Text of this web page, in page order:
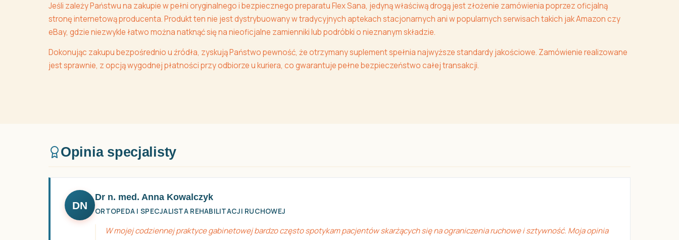
Jeśli zależy Państwu na zakupie w pełni oryginalnego i bezpiecznego preparatu Flex Sana, jedyną właściwą drogą jest złożenie zamówienia poprzez oficjalną
stronę internetową producenta. Produkt ten nie jest dystrybuowany w tradycyjnych aptekach stacjonarnych ani w popularnych serwisach takich jak Amazon czy
eBay, gdzie niezwykle łatwo można natknąć się na nieoficjalne zamienniki lub podróbki o nieznanym składzie.
Dokonując zakupu bezpośrednio u źródła, zyskują Państwo pewność, że otrzymany suplement spełnia najwyższe standardy jakościowe. Zamówienie realizowane
jest sprawnie, z opcją wygodnej płatności przy odbiorze u kuriera, co gwarantuje pełne bezpieczeństwo całej transakcji.
Opinia specjalisty
DN
Dr n. med. Anna Kowalczyk
ORTOPEDA I SPECJALISTA REHABILITACJI RUCHOWEJ
W mojej codziennej praktyce gabinetowej bardzo często spotykam pacjentów skarżących się na ograniczenia ruchowe i sztywność. Moja opinia